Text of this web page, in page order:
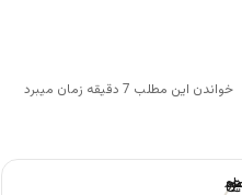
خواندن این مطلب 7 دقیقه زمان میبرد